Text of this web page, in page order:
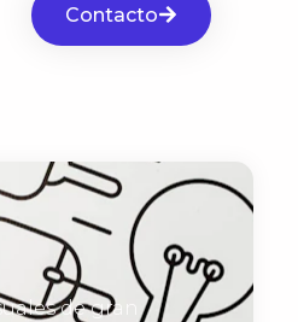
Contacto
de gran